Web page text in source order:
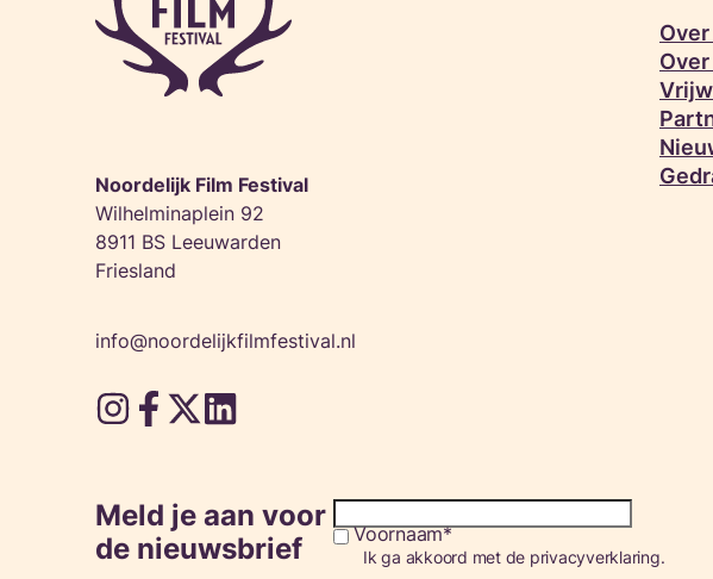
Noordelijk Film Festival
Wilhelminaplein 92
8911 BS Leeuwarden
Friesland
info@noordelijkfilmfestival.nl
Meld je aan voor
de nieuwsbrief
Voornaam
Consent
Ik ga akkoord met de privacyverklaring.